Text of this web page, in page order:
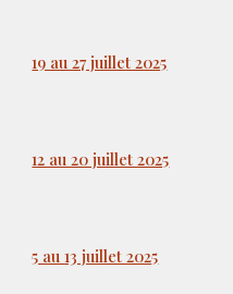
19 au 27 juillet 2025
12 au 20 juillet 2025
5 au 13 juillet 2025